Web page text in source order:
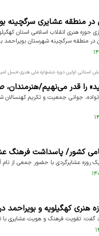
منطقه عشایری سرگچینه
حوزه هنری انقلاب اسلامی استان
منطقه سرگچینه شهرستان بویراحمد
استانی اولین دوره جشنواره ملی هنری «نسل
را قدر می‌نهیم/
جوانی جمعیت و تکریم کهنسالان
کشور/ پاسداشت فرهنگ
عشایرگردی با حضور جمعی از
هنری کهگیلویه و
گفت: تقویت فرهنگ و هویت عشایری